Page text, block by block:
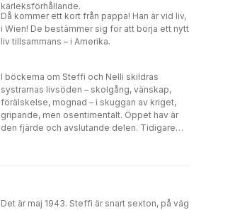
kärleksförhållande.
Då kommer ett kort från pappa! Han är vid liv,
i Wien! De bestämmer sig för att börja ett nytt
liv tillsammans – i Amerika.
I böckerna om Steffi och Nelli skildras
systrarnas livsöden – skolgång, vänskap,
förälskelse, mognad – i skuggan av kriget,
gripande, men osentimentalt. Öppet hav är
den fjärde och avslutande delen. Tidigare
Det är maj 1943. Steffi är snart sexton, på väg